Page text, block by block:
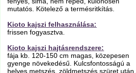
mutatós. Kötelező a termésritkítás.
Kioto kajszi felhasználása:
frissen fogyasztva.
Kioto kajszi hajtásrendszere:
fája kb. 120-150 cm magas, közepesen
gyenge növekedésű. Kulcsfontosságú a
helyes metszés, zöldmetszés szüret után,